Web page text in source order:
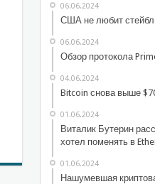
06.06.2024
США не любит
06.06.2024
Обзор протокола
04.06.2024
Bitcoin снова выше
01.06.2024
Виталик Бутерин
хотел поменять в
01.06.2024
Нашумевшая